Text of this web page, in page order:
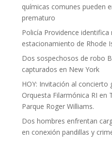
químicas comunes pueden
prematuro
Policía Providence
estacionamiento de Rhode
Dos sospechosos de robo
capturados en New York
HOY: Invitación al concierto
Orquesta Filarmónica RI en
Parque Roger Williams.
Dos hombres enfrentan
en conexión pandillas y